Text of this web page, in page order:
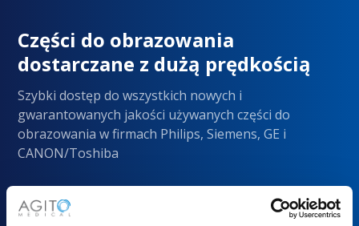
Części do obrazowania
dostarczane z dużą prędkością
Szybki dostęp do wszystkich nowych i
gwarantowanych jakości używanych części do
obrazowania w firmach Philips, Siemens, GE i
CANON/Toshiba